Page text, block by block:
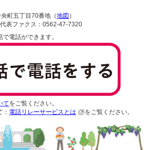
町五丁目70番地（地図 ）
表ファクス：0562-47-7320
電話ができます。
てをご覧ください。
電話リレーサービスとは をご覧ください。